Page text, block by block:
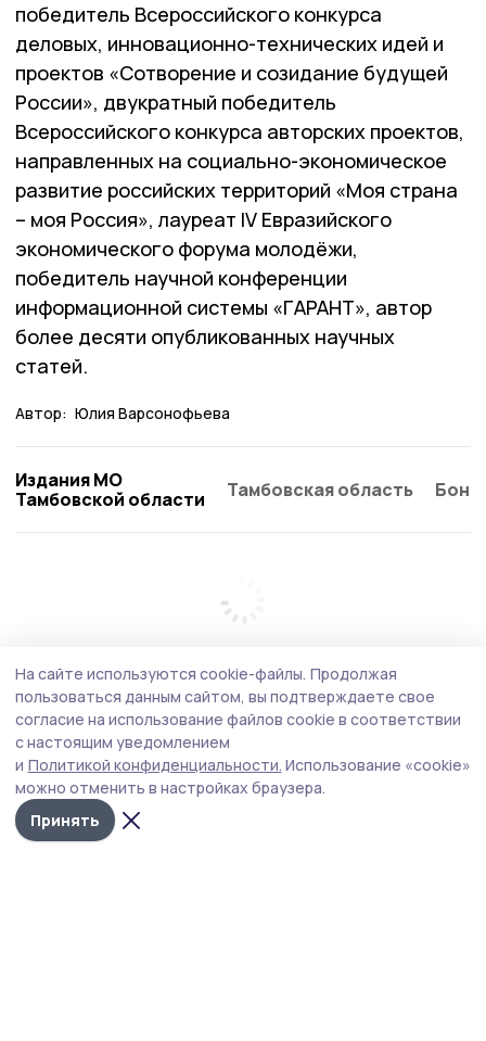
победитель Всероссийского конкурса
деловых, инновационно-технических идей и
проектов «Сотворение и созидание будущей
России», двукратный победитель
Всероссийского конкурса авторских проектов,
направленных на социально-экономическое
развитие российских территорий «Моя страна
– моя Россия», лауреат IV Евразийского
экономического форума молодёжи,
победитель научной конференции
информационной системы «ГАРАНТ», автор
более десяти опубликованных научных
статей.
Автор: Юлия Варсонофьева
Издания МО
Тамбовской области
Тамбовская область
На сайте используются cookie-файлы. Продолжая
пользоваться данным сайтом, вы подтверждаете свое
согласие на использование файлов cookie в соответствии
с настоящим уведомлением
и Политикой конфиденциальности. Использование «cookie»
можно отменить в настройках браузера.
Принять